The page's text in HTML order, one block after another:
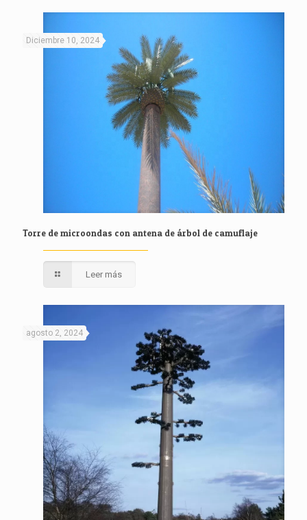
Diciembre 10, 2024
Torre de microondas con antena de árbol de camuflaje
Leer más
agosto 2, 2024